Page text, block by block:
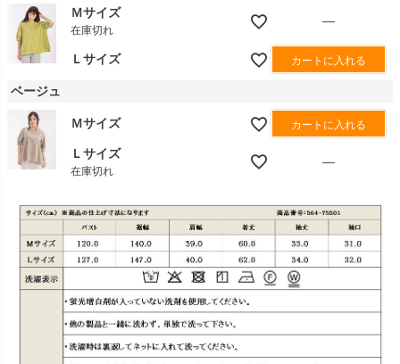
Ｍサイズ
在庫切れ
—
Ｌサイズ カートに入れる
ベージュ
Ｍサイズ カートに入れる
Ｌサイズ
在庫切れ
—